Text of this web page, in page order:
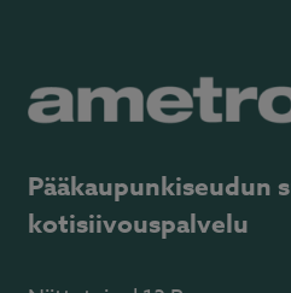
Pääkaupunkiseudun
kotisiivouspalvelu